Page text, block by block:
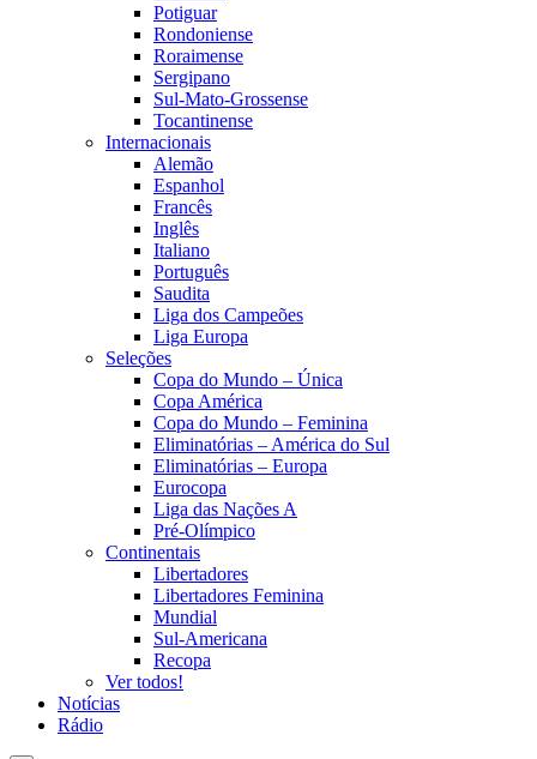
Potiguar
Rondoniense
Roraimense
Sergipano
Sul-Mato-Grossense
Tocantinense
Internacionais
Alemão
Espanhol
Francês
Inglês
Italiano
Português
Saudita
Liga dos Campeões
Liga Europa
Seleções
Copa do Mundo – Única
Copa América
Copa do Mundo – Feminina
Eliminatórias – América do Sul
Eliminatórias – Europa
Eurocopa
Liga das Nações A
Pré-Olímpico
Continentais
Libertadores
Libertadores Feminina
Mundial
Sul-Americana
Recopa
Ver todos!
Notícias
Rádio